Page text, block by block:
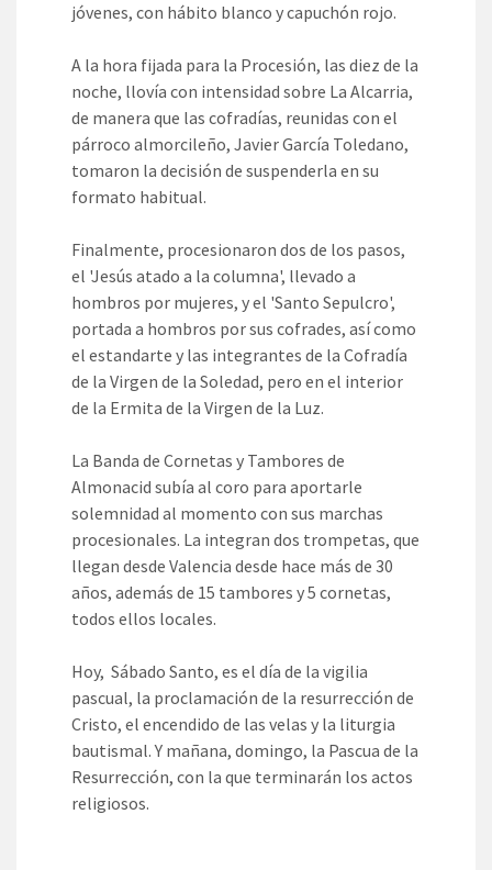
jóvenes, con hábito blanco y capuchón rojo.
A la hora fijada para la Procesión, las diez de la
noche, llovía con intensidad sobre La Alcarria,
de manera que las cofradías, reunidas con el
párroco almorcileño, Javier García Toledano,
tomaron la decisión de suspenderla en su
formato habitual.
Finalmente, procesionaron dos de los pasos,
el 'Jesús atado a la columna', llevado a
hombros por mujeres, y el 'Santo Sepulcro',
portada a hombros por sus cofrades, así como
el estandarte y las integrantes de la Cofradía
de la Virgen de la Soledad, pero en el interior
de la Ermita de la Virgen de la Luz.
La Banda de Cornetas y Tambores de
Almonacid subía al coro para aportarle
solemnidad al momento con sus marchas
procesionales. La integran dos trompetas, que
llegan desde Valencia desde hace más de 30
años, además de 15 tambores y 5 cornetas,
todos ellos locales.
Hoy, Sábado Santo, es el día de la vigilia
pascual, la proclamación de la resurrección de
Cristo, el encendido de las velas y la liturgia
bautismal. Y mañana, domingo, la Pascua de la
Resurrección, con la que terminarán los actos
religiosos.